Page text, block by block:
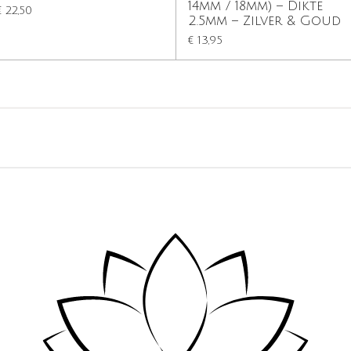
22,50
14mm / 18mm) – Dikte
2.5mm – Zilver & Goud
€ 13,95